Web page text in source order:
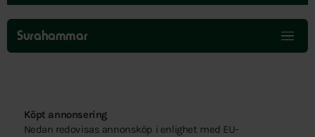
Hoppa
över
menyn
Surahammar
Köpt annonsering
Nedan redovisas annonsköp i enlighet med EU-